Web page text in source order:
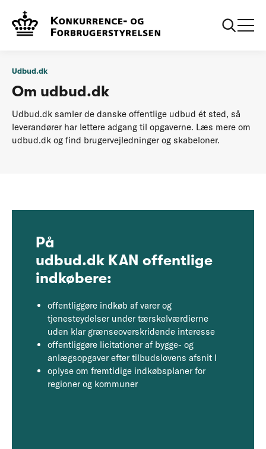
Udbud
Udbud.dk
Om udbud.dk
Udbud.dk samler de danske offentlige udbud ét sted, så
leverandører har lettere adgang til opgaverne. Læs mere om
udbud.dk og find brugervejledninger og skabeloner.
På
udbud.dk KAN offentlige
indkøbere:
offentliggøre indkøb af varer og
tjenesteydelser under tærskelværdierne
uden klar grænseoverskridende interesse
offentliggøre licitationer af bygge- og
anlægsopgaver efter tilbudslovens afsnit I
oplyse om fremtidige indkøbsplaner for
regioner og kommuner